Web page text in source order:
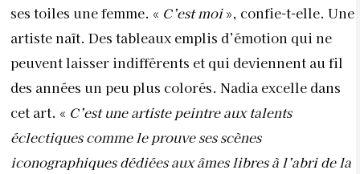
ses toiles une femme. « C’est moi», confie-t-elle. Une
artiste naît. Des tableaux emplis d’émotion qui ne
peuvent laisser indifférents et qui deviennent au fil
des années un peu plus colorés. Nadia excelle dans
cet art. « C’est une artiste peintre aux talents
éclectiques comme le prouve ses scènes
iconographiques dédiées aux âmes libres à l’abri de la